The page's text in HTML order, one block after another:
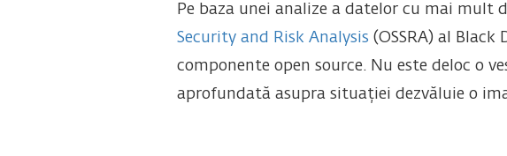
Pe baza unei analize a datelor cu mai mult
Security and Risk Analysis (OSSRA) al
componente open source. Nu este deloc o
aprofundată asupra situației dezvăluie o